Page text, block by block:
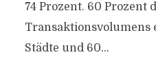
74 Prozent. 60 Prozent
Transaktionsvolumens
Städte und 60...